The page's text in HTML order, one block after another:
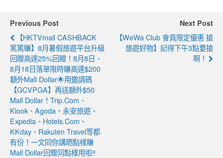
Previous Post
【HKTVmall CASHBACK
篤篤賺】8月暑假旅遊平台升級
回贈高達25%回贈！8月8日、
8月18日落單限時賺高達$200
額外Mall Dollar🌟用邀請碼
【GCVPGA】再送額外$50
Mall Dollar！Trip.com、
Klook、Agoda、永安旅遊、
Expedia、Hotels.com、
KKday、Rakuten Travel等都
有份！一文同你講晒點樣賺
Mall Dollar回贈同點樣用啦‼️
Next Post
【WeWa Club 會員限定優惠 搶
旅遊好物】記得下午3點要搶
啊！